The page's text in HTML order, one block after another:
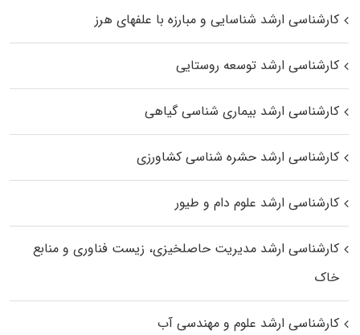
کارشناسی ارشد شناسایی و مبارزه با علفهای هرز
کارشناسی ارشد توسعه روستایی
کارشناسی ارشد بیماری‌ شناسی گیاهی
کارشناسی ارشد حشره‌ شناسی کشاورزی
کارشناسی ارشد علوم دام و طیور
کارشناسی ارشد مدیریت حاصلخیزی، زیست فناوری و منابع
خاک
کارشناسی ارشد علوم و مهندسی آب